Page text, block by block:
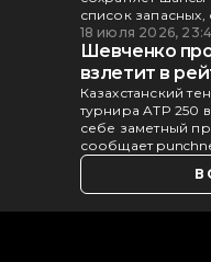
список
18 июля 2026,
Шевченко
взлетит в
Казахстанский
турнира ATP 250
себе заметный
сообщает